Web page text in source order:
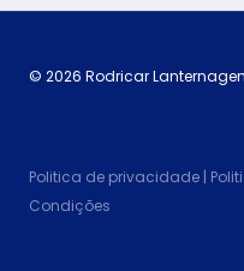
© 2026 Rodricar
Politica de privacidade |
Condições